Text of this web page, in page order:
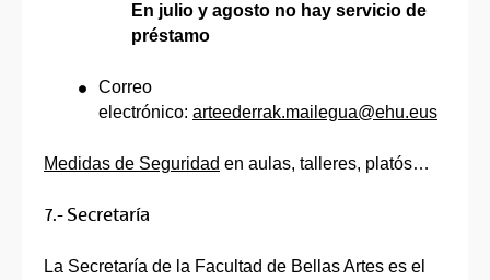
En julio y agosto no hay servicio de
préstamo
Correo
electrónico: arteederrak.mailegua@ehu.eus
Medidas de Seguridad en aulas, talleres, platós…
7.- Secretaría
La Secretaría de la Facultad de Bellas Artes es el